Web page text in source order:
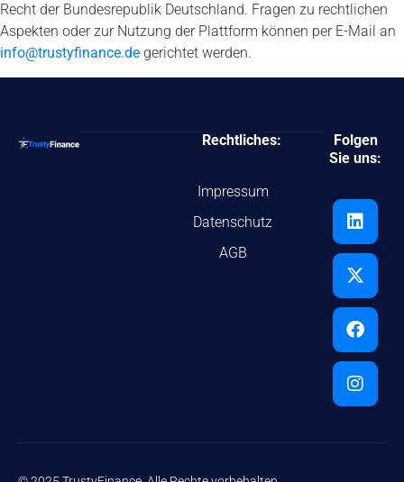
Recht der Bundesrepublik Deutschland. Fragen zu rechtlichen
Aspekten oder zur Nutzung der Plattform können per E-Mail an
info@trustyfinance.de gerichtet werden.
Rechtliches:
Impressum
Datenschutz
AGB
Folgen
Sie uns: